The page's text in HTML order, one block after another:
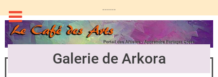
.......
Galerie de Arkora